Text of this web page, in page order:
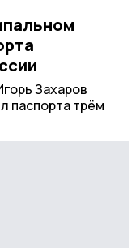
Захаров
паспорта трём